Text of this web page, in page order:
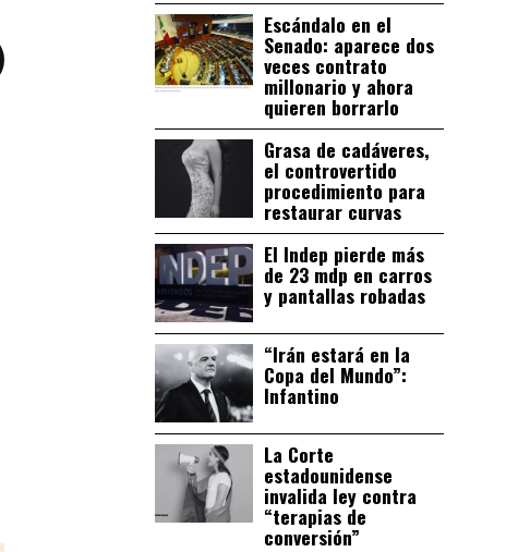
Escándalo en el
Senado: aparece dos
veces contrato
millonario y ahora
quieren borrarlo
Grasa de cadáveres,
el controvertido
procedimiento para
restaurar curvas
El Indep pierde más
de 23 mdp en carros
y pantallas robadas
“Irán estará en la
Copa del Mundo”:
Infantino
La Corte
estadounidense
invalida ley contra
“terapias de
conversión”